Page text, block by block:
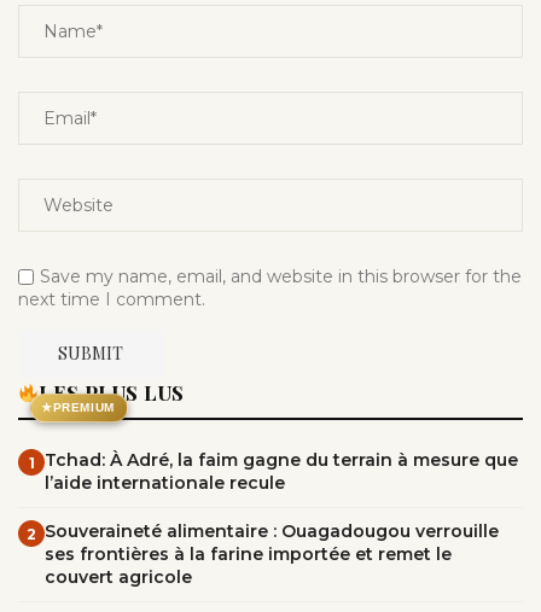
Save my name, email, and website in this browser for the
next time I comment.
★PREMIUM
LES PLUS LUS
1
Tchad: À Adré, la faim gagne du terrain à mesure que
l’aide internationale recule
2 Souveraineté alimentaire : Ouagadougou verrouille
ses frontières à la farine importée et remet le
couvert agricole